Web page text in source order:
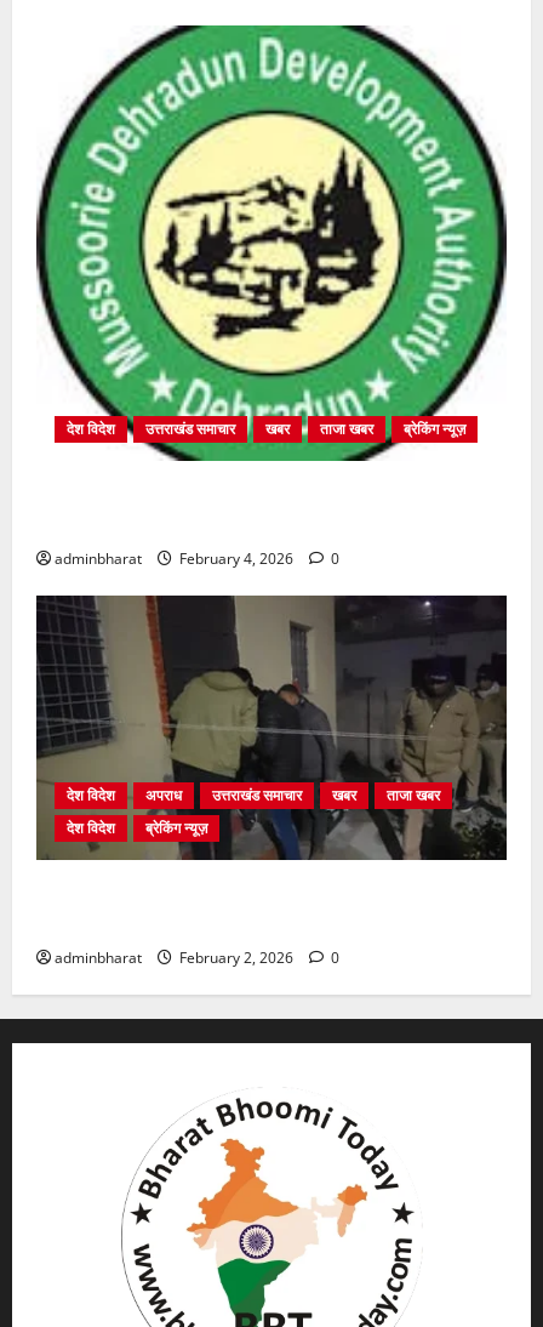
देश विदेश उत्तराखंड समाचार खबर ताजा खबर ब्रेकिंग न्यूज़
adminbharat February 4, 2026 0
देश विदेश अपराध उत्तराखंड समाचार खबर
ताजा खबर
देश विदेश
ब्रेकिंग न्यूज़
adminbharat February 2, 2026 0